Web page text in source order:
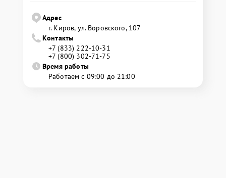
Адрес
г. Киров, ул. Воровского, 107
Контакты
+7 (833) 222-10-31
+7 (800) 302-71-75
Время работы
Работаем с 09:00 до 21:00